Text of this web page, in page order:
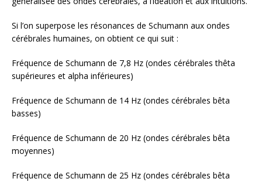
Si l’on superpose les résonances de Schumann aux ondes
cérébrales humaines, on obtient ce qui suit :
Fréquence de Schumann de 7,8 Hz (ondes cérébrales thêta
supérieures et alpha inférieures)
Fréquence de Schumann de 14 Hz (ondes cérébrales bêta
basses)
Fréquence de Schumann de 20 Hz (ondes cérébrales bêta
moyennes)
Fréquence de Schumann de 25 Hz (ondes cérébrales bêta